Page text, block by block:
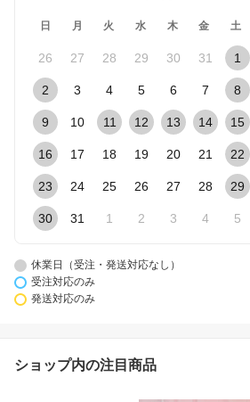
日 月 火 水 木 金 土
26 27 28 29 30 31 1
2 3 4 5 6 7 8
9 10 11 12 13 14 15
16 17 18 19 20 21 22
23 24 25 26 27 28 29
30 31 1 2 3 4 5
休業日（受注・発送対応なし）
受注対応のみ
発送対応のみ
ショップ内の注目商品